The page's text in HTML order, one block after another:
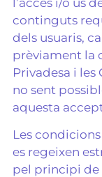
l’accés i/o ús
continguts
dels usuaris,
prèviament la
Privadesa i les
no sent
aquesta
Les
es regeixen
pel principi de